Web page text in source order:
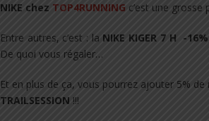
NIKE chez TOP4RUNNING c’est une
Entre autres, c’est : la NIKE KIGER 7 H -16%
De quoi vous régaler…
Et en plus de ça, vous pourrez ajouter 5%
TRAILSESSION !!!